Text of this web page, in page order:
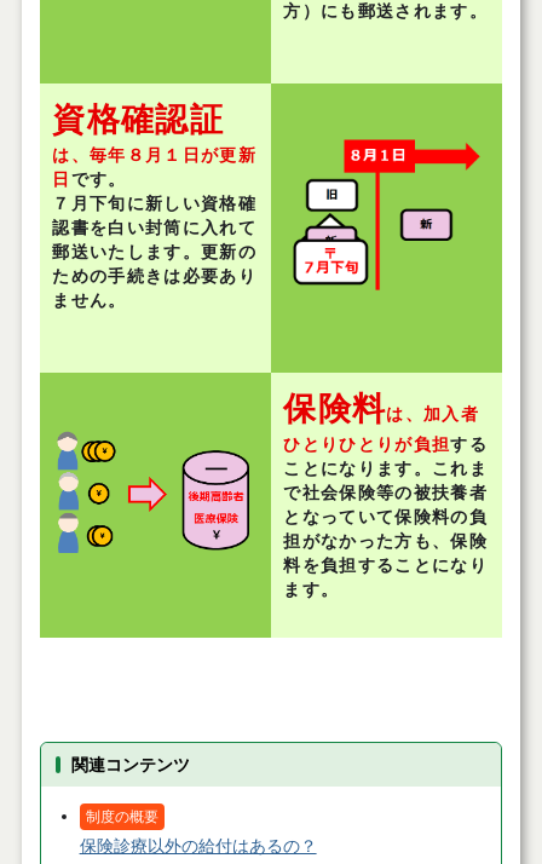
方）にも郵送されます。
資格確認証
は、毎年８月１日が更新
日 です。
７月下旬に新しい資格確
認書を白い封筒に入れて
郵送いたします。更新の
ための手続きは必要あり
ません。
保険料は、加入者
ひとりひとりが負担する
ことになります。これま
で社会保険等の被扶養者
となっていて保険料の負
担がなかった方も、保険
料を負担することになり
ます。
関連コンテンツ
制度の概要
保険診療以外の給付はあるの？